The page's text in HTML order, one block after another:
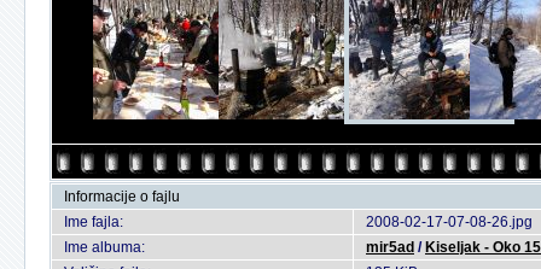
Informacije o fajlu
Ime fajla:
2008-02-17-07-08-26.jpg
Ime albuma:
mir5ad / Kiseljak - Oko